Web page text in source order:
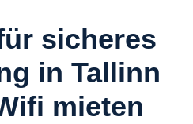
sicheres
in Tallinn
mieten